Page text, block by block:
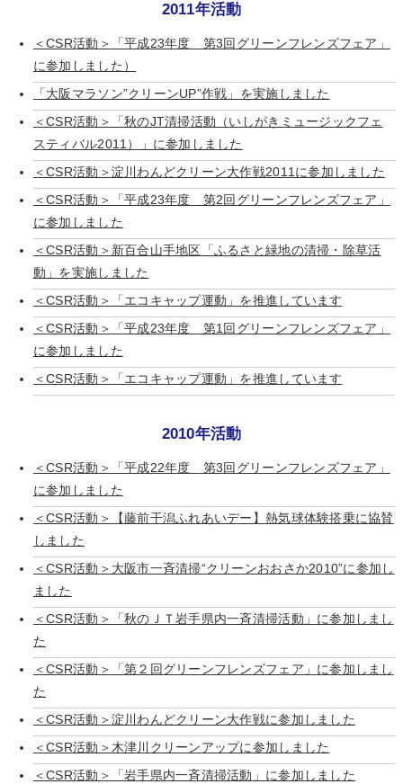
2011年活動
＜CSR活動＞「平成23年度 第3回グリーンフレンズフェア」
に参加しました）
「大阪マラソン”クリーンUP”作戦」を実施しました
＜CSR活動＞「秋のJT清掃活動（いしがきミュージックフェ
スティバル2011）」に参加しました
＜CSR活動＞淀川わんどクリーン大作戦2011に参加しました
＜CSR活動＞「平成23年度 第2回グリーンフレンズフェア」
に参加しました
＜CSR活動＞新百合山手地区「ふるさと緑地の清掃・除草活
動」を実施しました
＜CSR活動＞「エコキャップ運動」を推進しています
＜CSR活動＞「平成23年度 第1回グリーンフレンズフェア」
に参加しました
＜CSR活動＞「エコキャップ運動」を推進しています
2010年活動
＜CSR活動＞「平成22年度 第3回グリーンフレンズフェア」
に参加しました
＜CSR活動＞【藤前干潟ふれあいデー】熱気球体験搭乗に協賛
しました
＜CSR活動＞大阪市一斉清掃“クリーンおおさか2010”に参加し
ました
＜CSR活動＞「秋のＪＴ岩手県内一斉清掃活動」に参加しまし
た
＜CSR活動＞「第２回グリーンフレンズフェア」に参加しまし
た
＜CSR活動＞淀川わんどクリーン大作戦に参加しました
＜CSR活動＞木津川クリーンアップに参加しました
＜CSR活動＞「岩手県内一斉清掃活動」に参加しました